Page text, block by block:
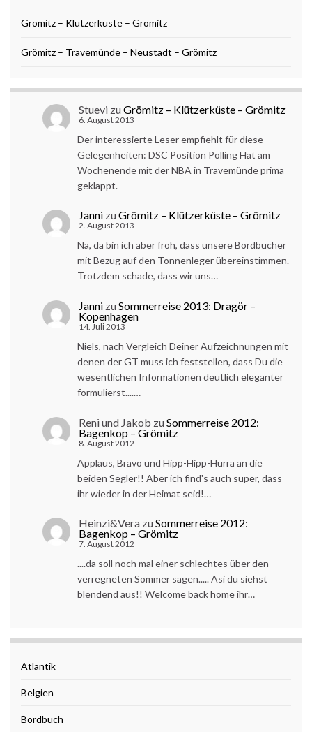
Grömitz – Klützerküste – Grömitz
Grömitz – Travemünde – Neustadt – Grömitz
Stuevi zuGrömitz – Klützerküste – Grömitz
6. August 2013
Der interessierte Leser empfiehlt für diese
Gelegenheiten: DSC Position Polling Hat am
Wochenende mit der NBA in Travemünde prima
geklappt.
Janni zuGrömitz – Klützerküste – Grömitz
2. August 2013
Na, da bin ich aber froh, dass unsere Bordbücher
mit Bezug auf den Tonnenleger übereinstimmen.
Trotzdem schade, dass wir uns…
Janni zuSommerreise 2013: Dragör –
Kopenhagen
14. Juli 2013
Niels, nach Vergleich Deiner Aufzeichnungen mit
denen der GT muss ich feststellen, dass Du die
wesentlichen Informationen deutlich eleganter
formulierst....…
Reni und Jakob zuSommerreise 2012:
Bagenkop – Grömitz
8. August 2012
Applaus, Bravo und Hipp-Hipp-Hurra an die
beiden Segler!! Aber ich find's auch super, dass
ihr wieder in der Heimat seid!…
Heinzi&Vera zuSommerreise 2012:
Bagenkop – Grömitz
7. August 2012
....da soll noch mal einer schlechtes über den
verregneten Sommer sagen..... Asi du siehst
blendend aus!! Welcome back home ihr…
Atlantik
Belgien
Bordbuch